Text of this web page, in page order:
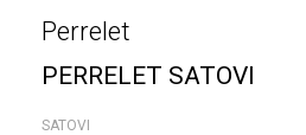
Perrelet
PERRELET SATOVI
SATOVI